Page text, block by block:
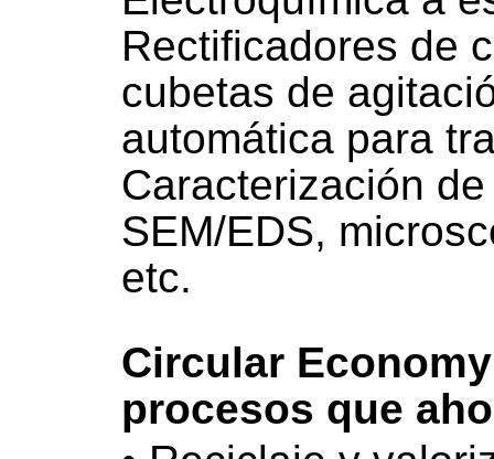
Rectificadores de
cubetas de
automática para
Caracterización
SEM/EDS,
etc.
Circular
procesos que